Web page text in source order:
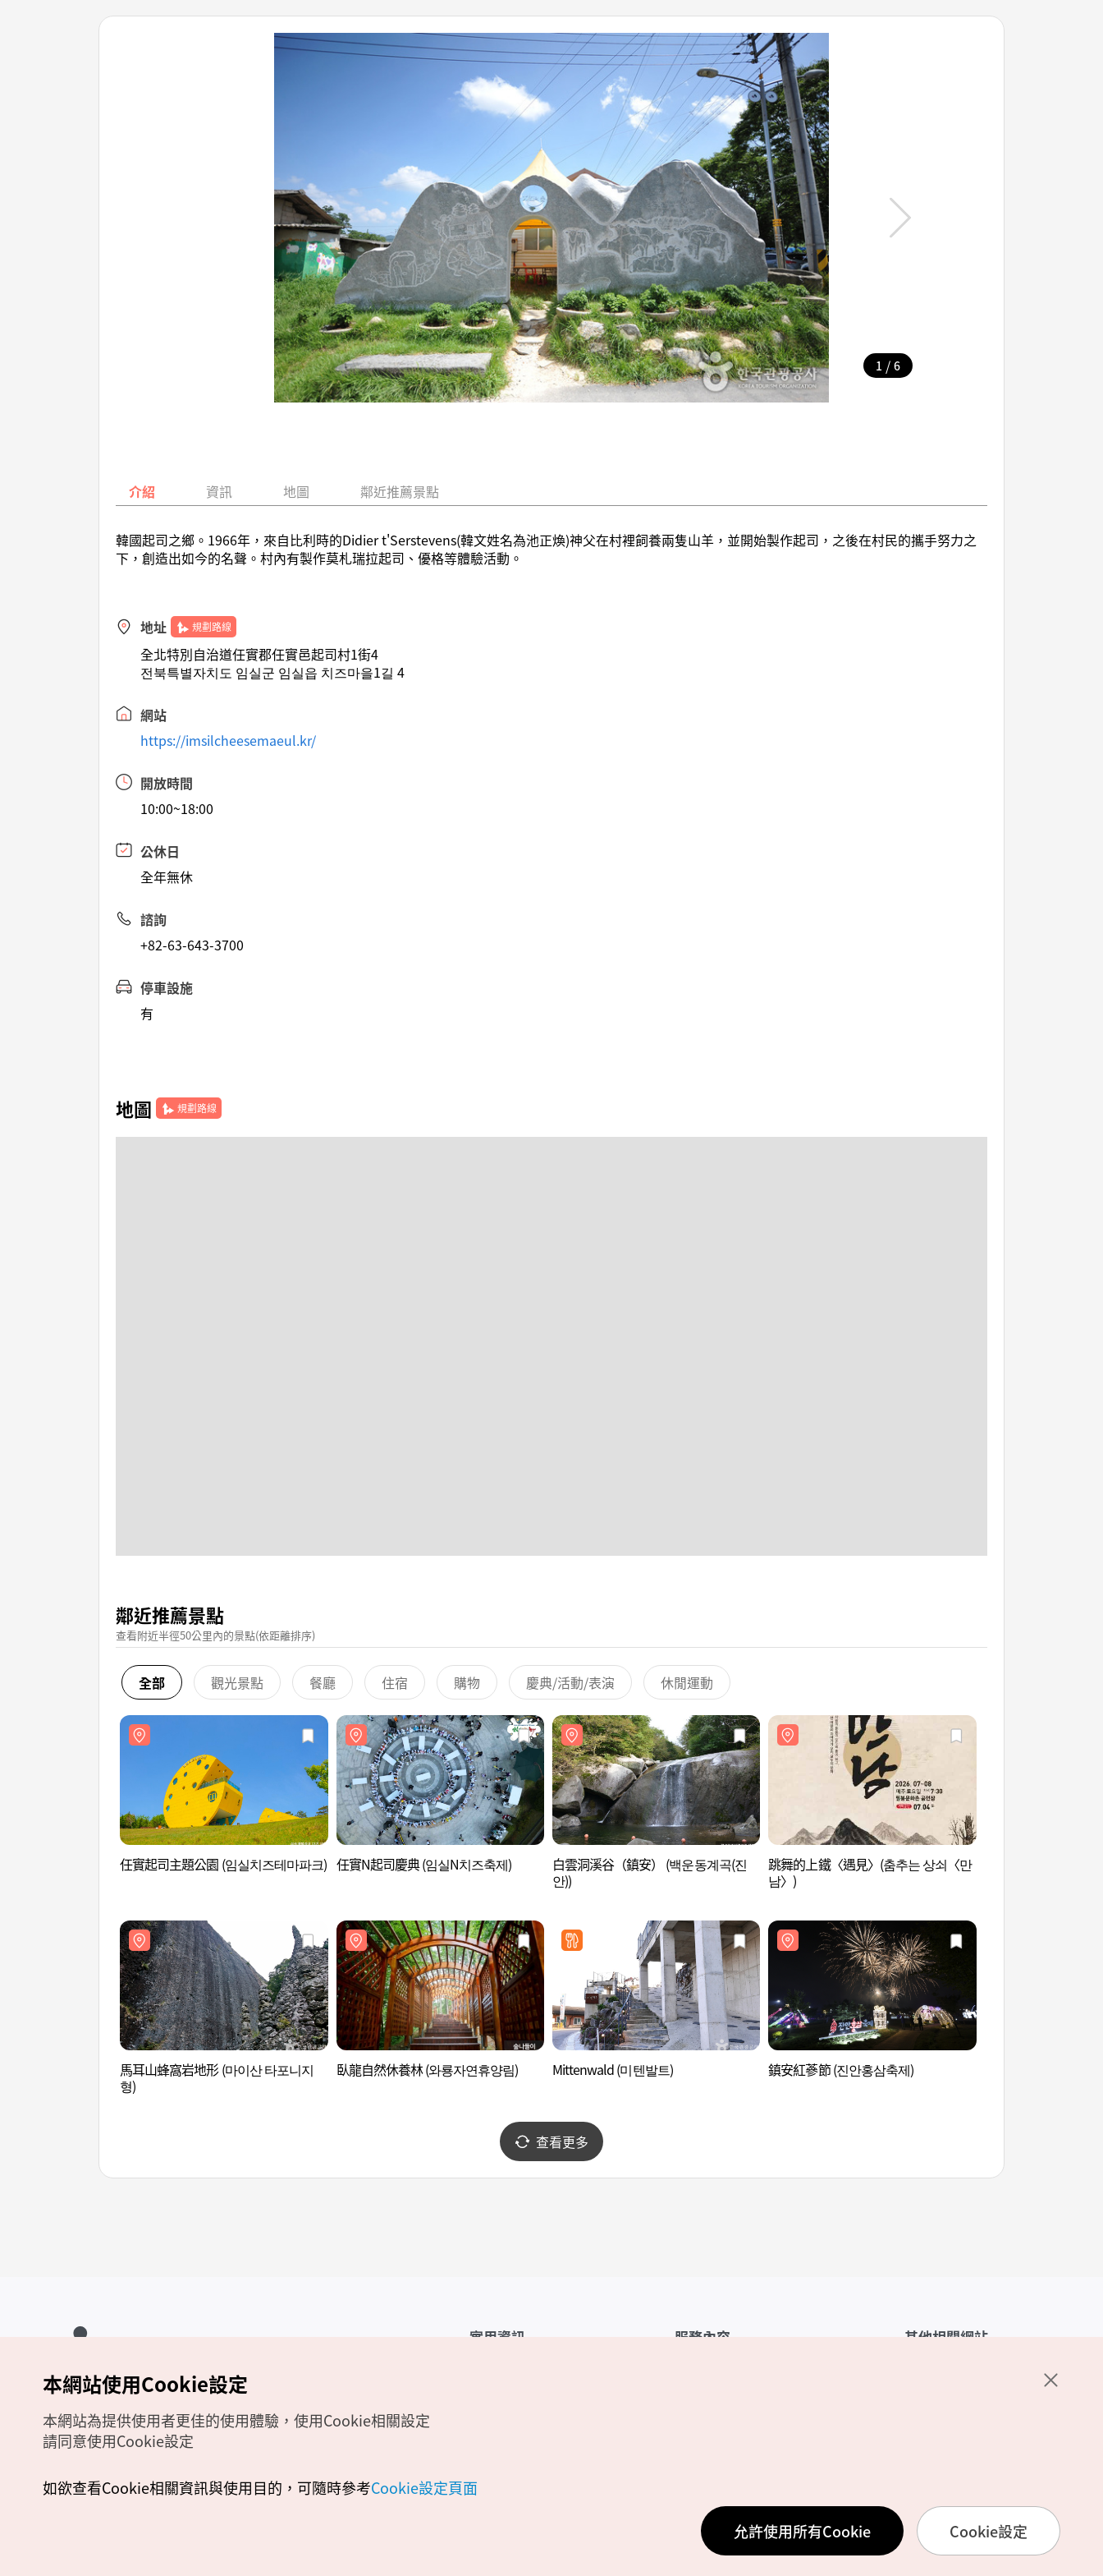
1 / 6
介紹 資訊 地圖 鄰近推薦景點
韓國起司之鄉。1966年，來自比利時的Didier t'Serstevens(韓文姓名為池正煥)神父在村裡飼養兩隻山羊，並開始製作起司，之後在村民的攜手努力之
下，創造出如今的名聲。村內有製作莫札瑞拉起司、優格等體驗活動。
地址 規劃路線
全北特別自治道任實郡任實邑起司村1街4
전북특별자치도 임실군 임실읍 치즈마을1길 4
網站
https://imsilcheesemaeul.kr/
開放時間
10:00~18:00
公休日
全年無休
諮詢
+82-63-643-3700
停車設施
有
地圖 規劃路線
鄰近推薦景點
查看附近半徑50公里內的景點(依距離排序)
全部 觀光景點 餐廳 住宿 購物 慶典/活動/表演 休閒運動
任實起司主題公園 (임실치즈테마파크) 任實N起司慶典 (임실N치즈축제)
白雲洞溪谷（鎮安） (백운동계곡(진
안))
跳舞的上鐵〈遇見〉(춤추는 상쇠〈만
남〉)
馬耳山蜂窩岩地形 (마이산 타포니지
형)
臥龍自然休養林 (와룡자연휴양림) Mittenwald (미텐발트) 鎮安紅蔘節 (진안홍삼축제)
查看更多
實用資訊 服務內容
位置資訊服務使用條款
個人位置資訊處理方針
其他相關網站
Copyrights (c) 韓國觀光公社版權所有
如有相關疑問或建議，歡迎來信至官方信箱
本網站使用Cookie設定
本網站為提供使用者更佳的使用體驗，使用Cookie相關設定
請同意使用Cookie設定
如欲查看Cookie相關資訊與使用目的，可隨時參考Cookie設定頁面
允許使用所有Cookie Cookie設定